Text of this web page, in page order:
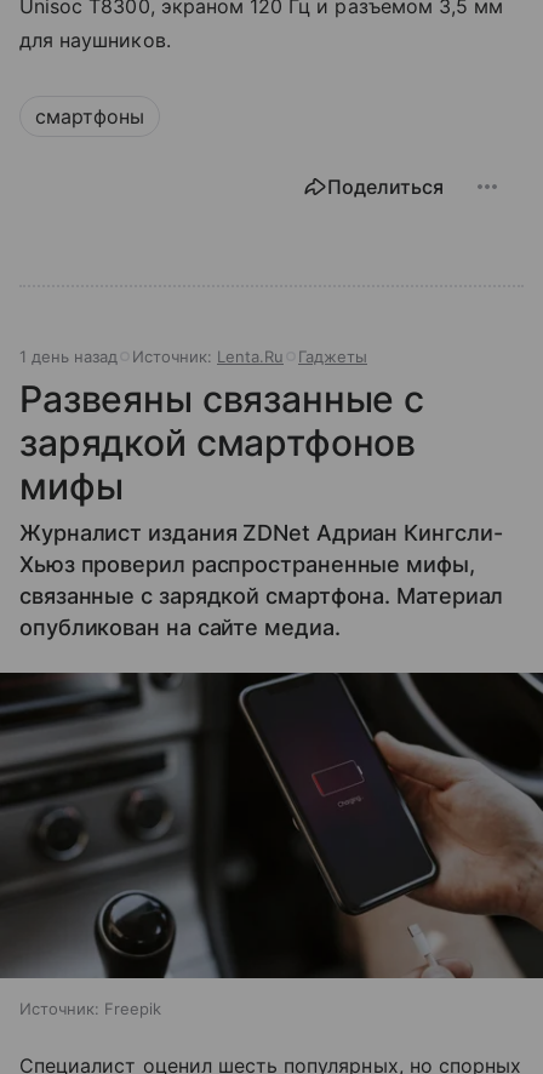
Unisoc T8300, экраном 120 Гц и разъемом 3,5 мм
для наушников.
смартфоны
Поделиться
1 день назад Источник: Lenta.Ru Гаджеты
Развеяны связанные с
зарядкой смартфонов
мифы
Журналист издания ZDNet Адриан Кингсли-
Хьюз проверил распространенные мифы,
связанные с зарядкой смартфона. Материал
опубликован на сайте медиа.
Источник: Freepik
Специалист оценил шесть популярных, но спорных